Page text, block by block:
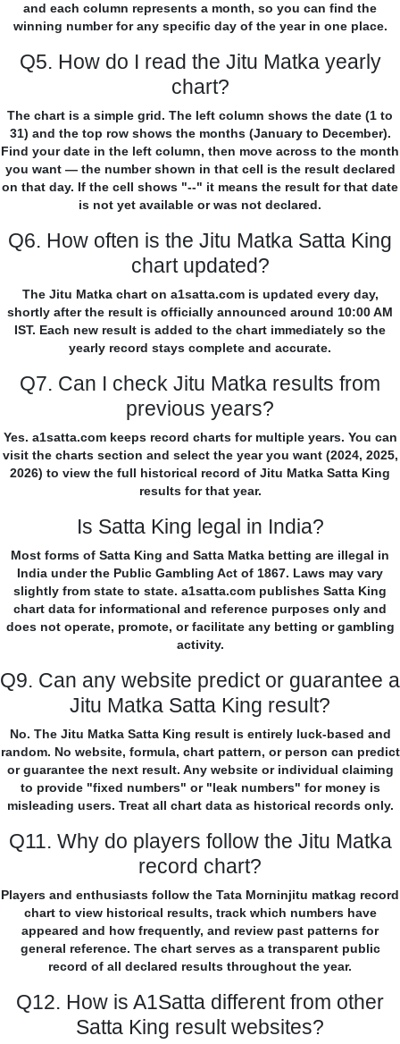
and each column represents a month, so you can find the
winning number for any specific day of the year in one place.
Q5. How do I read the Jitu Matka yearly
chart?
The chart is a simple grid. The left column shows the date (1 to
31) and the top row shows the months (January to December).
Find your date in the left column, then move across to the month
you want — the number shown in that cell is the result declared
on that day. If the cell shows "--" it means the result for that date
is not yet available or was not declared.
Q6. How often is the Jitu Matka Satta King
chart updated?
The Jitu Matka chart on a1satta.com is updated every day,
shortly after the result is officially announced around 10:00 AM
IST. Each new result is added to the chart immediately so the
yearly record stays complete and accurate.
Q7. Can I check Jitu Matka results from
previous years?
Yes. a1satta.com keeps record charts for multiple years. You can
visit the charts section and select the year you want (2024, 2025,
2026) to view the full historical record of Jitu Matka Satta King
results for that year.
Is Satta King legal in India?
Most forms of Satta King and Satta Matka betting are illegal in
India under the Public Gambling Act of 1867. Laws may vary
slightly from state to state. a1satta.com publishes Satta King
chart data for informational and reference purposes only and
does not operate, promote, or facilitate any betting or gambling
activity.
Q9. Can any website predict or guarantee a
Jitu Matka Satta King result?
No. The Jitu Matka Satta King result is entirely luck-based and
random. No website, formula, chart pattern, or person can predict
or guarantee the next result. Any website or individual claiming
to provide "fixed numbers" or "leak numbers" for money is
misleading users. Treat all chart data as historical records only.
Q11. Why do players follow the Jitu Matka
record chart?
Players and enthusiasts follow the Tata Morninjitu matkag record
chart to view historical results, track which numbers have
appeared and how frequently, and review past patterns for
general reference. The chart serves as a transparent public
record of all declared results throughout the year.
Q12. How is A1Satta different from other
Satta King result websites?